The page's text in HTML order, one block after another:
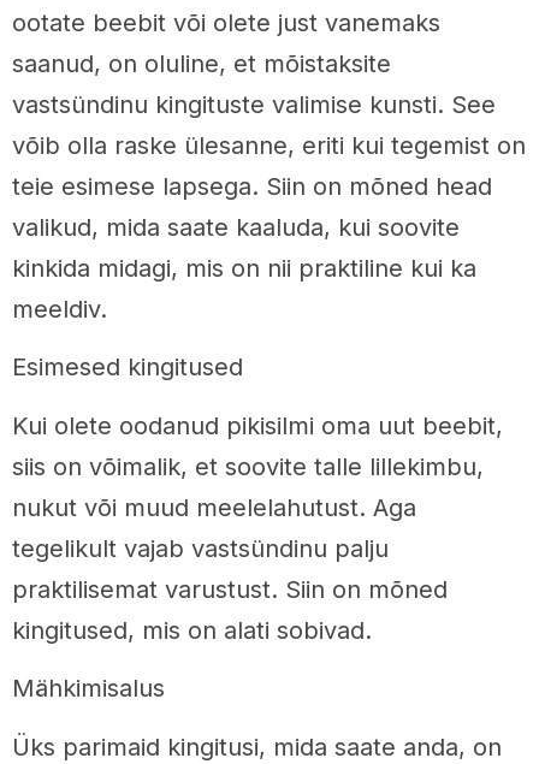
ootate beebit või olete just vanemaks
saanud, on oluline, et mõistaksite
vastsündinu kingituste valimise kunsti. See
võib olla raske ülesanne, eriti kui tegemist on
teie esimese lapsega. Siin on mõned head
valikud, mida saate kaaluda, kui soovite
kinkida midagi, mis on nii praktiline kui ka
meeldiv.
Esimesed kingitused
Kui olete oodanud pikisilmi oma uut beebit,
siis on võimalik, et soovite talle lillekimbu,
nukut või muud meelelahutust. Aga
tegelikult vajab vastsündinu palju
praktilisemat varustust. Siin on mõned
kingitused, mis on alati sobivad.
Mähkimisalus
Üks parimaid kingitusi, mida saate anda, on